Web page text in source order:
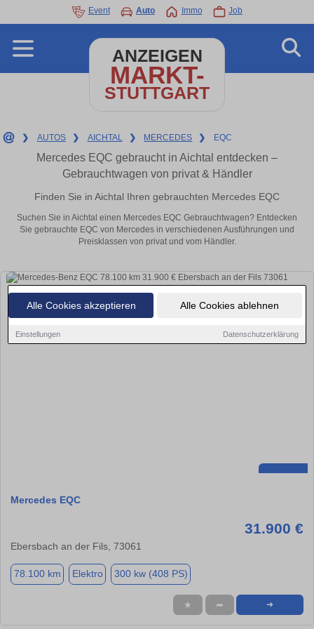
Alle Cookies akzeptieren Alle Cookies ablehnen
Einstellungen Datenschutzerklärung
Event Auto Immo Job
ANZEIGEN
MARKT-
STUTTGART
❯ AUTOS ❯ AICHTAL ❯ MERCEDES ❯ EQC
Mercedes EQC gebraucht in Aichtal entdecken –
Gebrauchtwagen von privat & Händler
Finden Sie in Aichtal Ihren gebrauchten Mercedes EQC
Suchen Sie in Aichtal einen Mercedes EQC Gebrauchtwagen? Entdecken
Sie gebrauchte EQC von Mercedes in verschiedenen Ausführungen und
Preisklassen von privat und vom Händler.
Mercedes EQC
31.900 €
Ebersbach an der Fils, 73061
78.100 km Elektro 300 kw (408 PS)
★ ➦ ➜